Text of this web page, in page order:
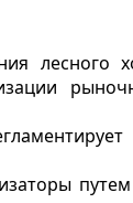
лесного